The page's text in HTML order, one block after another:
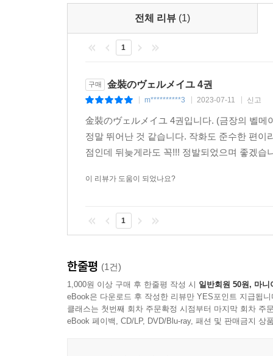
전체 리뷰 (1)
1
구매 金裝のヴェルメイユ 4권
m**********3 2023-07-11 신고
金裝のヴェルメイユ 4권입니다. (금장의 벨
정말 뛰어난 것 같습니다. 작화도 준수한 편
점인데 뒤늦게라도 꼭!!! 정발되었으며 좋겠
이 리뷰가 도움이 되었나요?
1
한줄평 (1건)
1,000원 이상 구매 후 한줄평 작성 시 일반회원 50원, 마니
eBook은 다운로드 후 작성한 리뷰만 YES포인트 지급됩니
클래스는 첫번째 회차 주문확정 시점부터 마지막 회차 주
eBook 페이백, CD/LP, DVD/Blu-ray, 패션 및 판매금지 상